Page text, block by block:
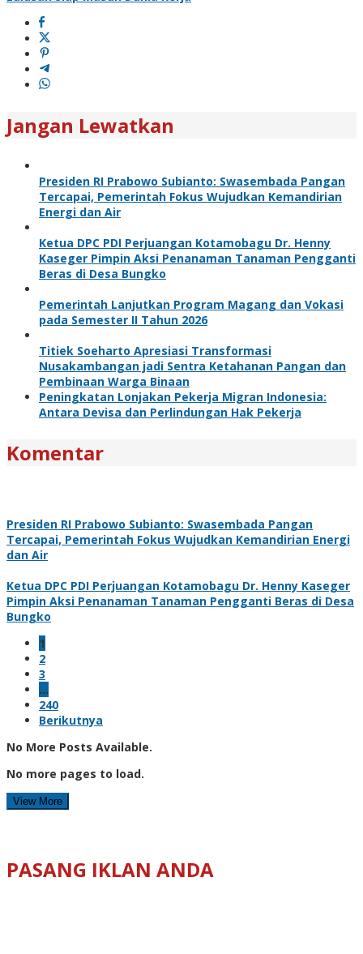
Jangan Lewatkan
Presiden RI Prabowo Subianto: Swasembada Pangan
Tercapai, Pemerintah Fokus Wujudkan Kemandirian
Energi dan Air
Ketua DPC PDI Perjuangan Kotamobagu Dr. Henny
Kaseger Pimpin Aksi Penanaman Tanaman Pengganti
Beras di Desa Bungko
Pemerintah Lanjutkan Program Magang dan Vokasi
pada Semester II Tahun 2026
Titiek Soeharto Apresiasi Transformasi
Nusakambangan jadi Sentra Ketahanan Pangan dan
Pembinaan Warga Binaan
Peningkatan Lonjakan Pekerja Migran Indonesia:
Antara Devisa dan Perlindungan Hak Pekerja
Komentar
Presiden RI Prabowo Subianto: Swasembada Pangan
Tercapai, Pemerintah Fokus Wujudkan Kemandirian Energi
dan Air
Ketua DPC PDI Perjuangan Kotamobagu Dr. Henny Kaseger
Pimpin Aksi Penanaman Tanaman Pengganti Beras di Desa
Bungko
1
2
3
…
240
Berikutnya
No More Posts Available.
No more pages to load.
View More
PASANG IKLAN ANDA